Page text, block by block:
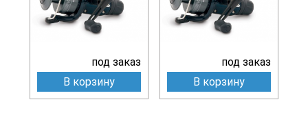
под заказ
В корзину
под заказ
В корзину